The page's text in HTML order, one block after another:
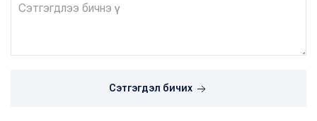
Сэтгэгдэл бичих